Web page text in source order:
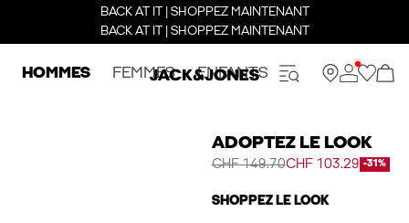
BACK AT IT | SHOPPEZ MAINTENANT
BACK AT IT | SHOPPEZ MAINTENANT
HOMMES FEMMES ENFANTS
ADOPTEZ LE LOOK
CHF 149.70CHF 103.29 -31%
SHOPPEZ LE LOOK